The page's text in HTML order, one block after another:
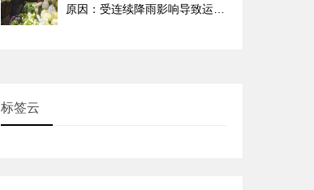
原因：受连续降雨影响导致运输
标签云